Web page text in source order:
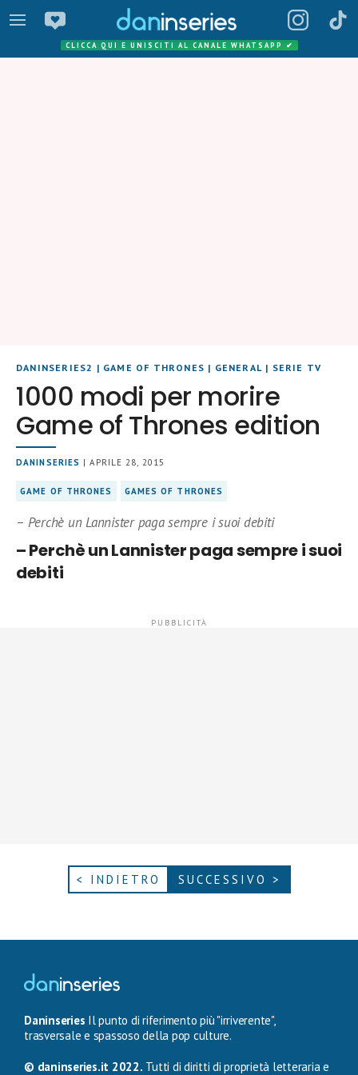
CLICCA QUI E UNISCITI AL CANALE WHATSAPP ✔
DANINSERIES2 | GAME OF THRONES | GENERAL | SERIE TV
1000 modi per morire
Game of Thrones edition
DANINSERIES | APRILE 28, 2015
GAME OF THRONES GAMES OF THRONES
– Perchè un Lannister paga sempre i suoi debiti
– Perchè un Lannister paga sempre i suoi
debiti
< INDIETRO SUCCESSIVO >
Daninseries Il punto di riferimento più "irriverente",
trasversale e spassoso della pop culture.
© daninseries.it 2022. Tutti di diritti di proprietà letteraria e